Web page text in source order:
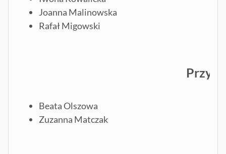
Joanna Malinowska
Rafał Migowski
Beata Olszowa
Zuzanna Matczak